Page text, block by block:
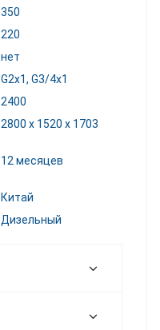
350
220
нет
G2x1, G3/4x1
2400
2800 x 1520 x 1703
12 месяцев
Китай
Дизельный